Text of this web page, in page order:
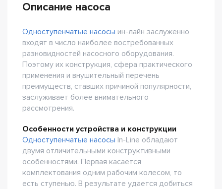
Описание насоса
Одноступенчатые насосы ин-лайн заслуженно
входят в число наиболее востребованных
разновидностей насосного оборудования.
Поэтому их конструкция, сфера практического
применения и внушительный перечень
преимуществ, ставших причиной популярности,
заслуживает более внимательного
рассмотрения.
Особенности устройства и конструкции
Одноступенчатые насосы In-Line обладают
двумя отличительными конструктивными
особенностями. Первая касается
комплектования одним рабочим колесом, то
есть ступенью. В результате удается добиться